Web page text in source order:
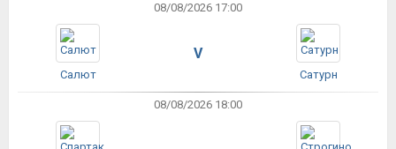
08/08/2026 17:00
Салют
V
Сатурн
08/08/2026 18:00